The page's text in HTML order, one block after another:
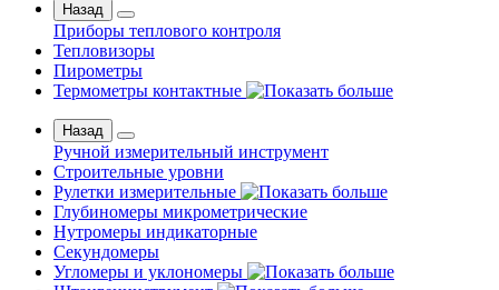
Назад
Приборы теплового контроля
Тепловизоры
Пирометры
Термометры контактные
Назад
Ручной измерительный инструмент
Строительные уровни
Рулетки измерительные
Глубиномеры микрометрические
Нутромеры индикаторные
Секундомеры
Угломеры и уклономеры